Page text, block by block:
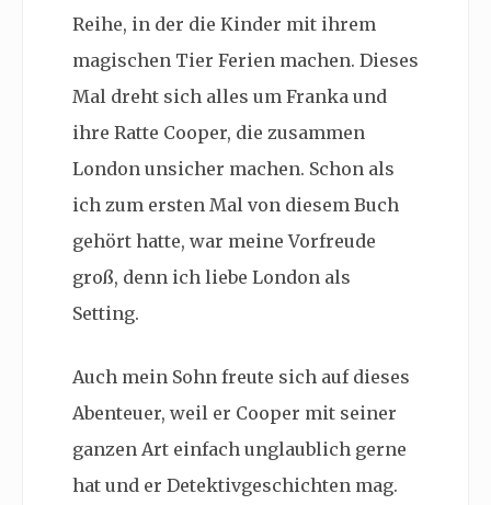
Reihe, in der die Kinder mit ihrem
magischen Tier Ferien machen. Dieses
Mal dreht sich alles um Franka und
ihre Ratte Cooper, die zusammen
London unsicher machen. Schon als
ich zum ersten Mal von diesem Buch
gehört hatte, war meine Vorfreude
groß, denn ich liebe London als
Setting.
Auch mein Sohn freute sich auf dieses
Abenteuer, weil er Cooper mit seiner
ganzen Art einfach unglaublich gerne
hat und er Detektivgeschichten mag.